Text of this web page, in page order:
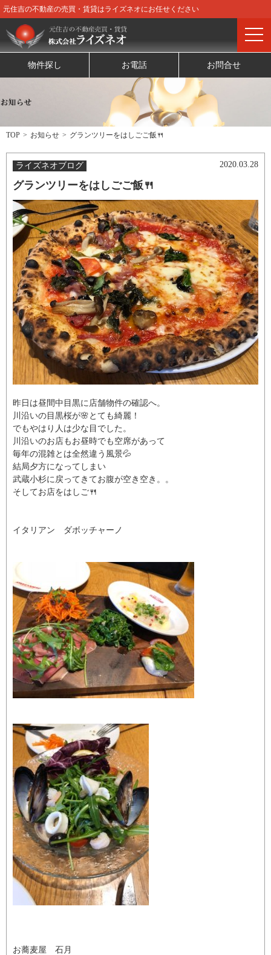
元住吉の不動産の売買・賃貸はライズネオにお任せください
物件探し お電話 お問合せ
TOP お知らせ グランツリーをはしごご飯🍴
2020.03.28
ライズネオブログ
グランツリーをはしごご飯🍴
昨日は昼間中目黒に店舗物件の確認へ。
川沿いの目黒桜が🌸とても綺麗！
でもやはり人は少な目でした。
川沿いのお店もお昼時でも空席があって
毎年の混雑とは全然違う風景💦
結局夕方になってしまい
武蔵小杉に戻ってきてお腹が空き空き。。
そしてお店をはしご🍴
イタリアン ダボッチャーノ
お蕎麦屋 石月